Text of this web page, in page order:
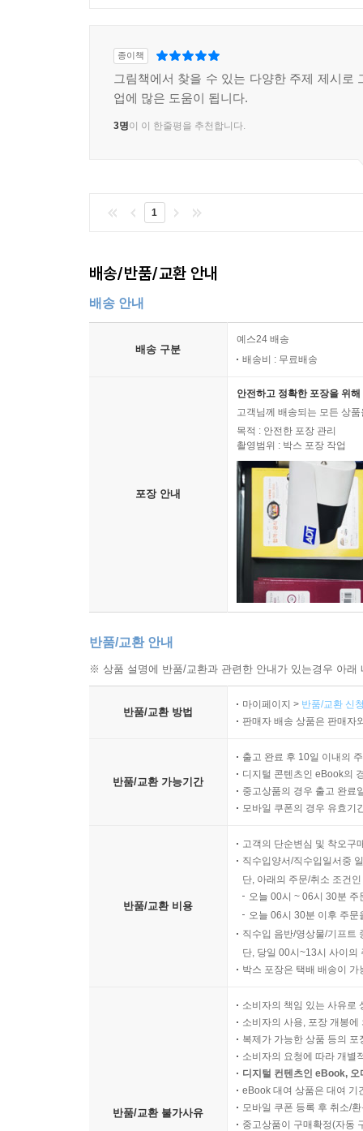
종이책
그림책에서 찾을 수 있는 다양한 주제 제시로
업에 많은 도움이 됩니다.
3명이 이 한줄평을 추천합니다.
1
배송/반품/교환 안내
배송 안내
배송 구분
예스24 배송
배송비 : 무료배송
포장 안내
안전하고 정확한 포장을 위
고객님께 배송되는 모든 상
목적 : 안전한 포장 관리
촬영범위 : 박스 포장 작업
반품/교환 안내
※ 상품 설명에 반품/교환과 관련한 안내가 있는경우 아
반품/교환 방법
마이페이지 > 반품/교환 신
판매자 배송 상품은 판매자
반품/교환 가능기간
출고 완료 후 10일 이내의
디지털 콘텐츠인 eBook의
중고상품의 경우 출고 완료
모바일 쿠폰의 경우 유효기
반품/교환 비용
고객의 단순변심 및 착오구
직수입양서/직수입일서중
단, 아래의 주문/취소 조건
오늘 00시 ~ 06시 30분
오늘 06시 30분 이후 주
직수입 음반/영상물/기프트
단, 당일 00시~13시 사이의
박스 포장은 택배 배송이
반품/교환 불가사유
소비자의 책임 있는 사유로
소비자의 사용, 포장 개봉
복제가 가능한 상품 등의
소비자의 요청에 따라 개별
디지털 컨텐츠인 eBook,
eBook 대여 상품은 대여 기
모바일 쿠폰 등록 후 취소/
중고상품이 구매확정(자동